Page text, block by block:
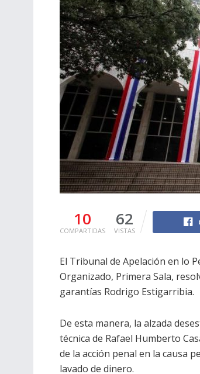
10
COMPARTIDAS
62
VISTAS
El Tribunal de Apelación en lo
Organizado, Primera Sala,
garantías Rodrigo Estigarribia.
De esta manera, la alzada
técnica de Rafael Humberto
de la acción penal en la causa
lavado de dinero.